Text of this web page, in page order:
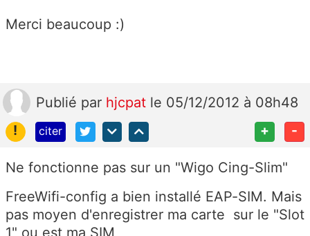
Merci beaucoup :)
Publié par hjcpat le 05/12/2012 à 08h48
!
citer + -
Ne fonctionne pas sur un "Wigo Cing-Slim"
FreeWifi-config a bien installé EAP-SIM. Mais
pas moyen d'enregistrer ma carte sur le "Slot
1" ou est ma SIM